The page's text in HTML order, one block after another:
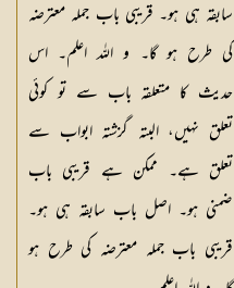
سابقہ ہی ہو۔ قریبی باب جملہ معترضہ
کی طرح ہو گا۔ و اللہ اعلم۔ اس
حدیث کا متعلقہ باب سے تو کوئی
تعلق نہیں، البتہ گزشتہ ابواب سے
تعلق ہے۔ ممکن ہے قریبی باب
ضمنی ہو۔ اصل باب سابقہ ہی ہو۔
قریبی باب جملہ معترضہ کی طرح ہو